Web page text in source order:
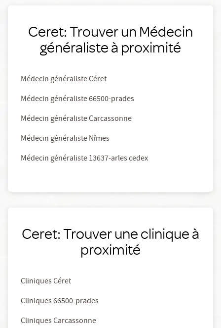
Ceret: Trouver un Médecin
généraliste à proximité
Médecin généraliste Céret
Médecin généraliste 66500-prades
Médecin généraliste Carcassonne
Médecin généraliste Nîmes
Médecin généraliste 13637-arles cedex
Ceret: Trouver une clinique à
proximité
Cliniques Céret
Cliniques 66500-prades
Cliniques Carcassonne